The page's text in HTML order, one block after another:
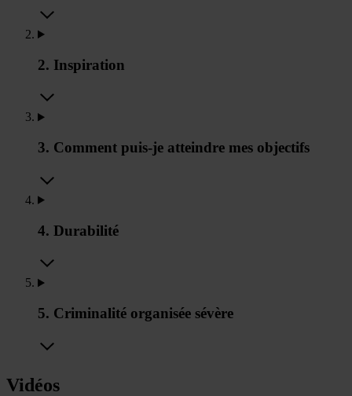
2. Inspiration
3. Comment puis-je atteindre mes objectifs
4. Durabilité
5. Criminalité organisée sévère
Vidéos